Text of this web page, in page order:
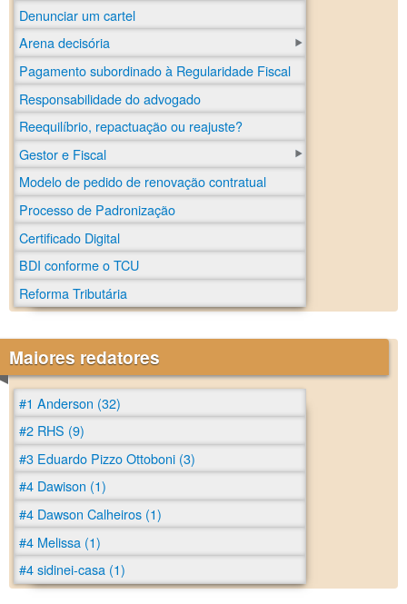
Denunciar um cartel
Arena decisória
Pagamento subordinado à Regularidade Fiscal
Responsabilidade do advogado
Reequilíbrio, repactuação ou reajuste?
Gestor e Fiscal
Modelo de pedido de renovação contratual
Processo de Padronização
Certificado Digital
BDI conforme o TCU
Reforma Tributária
Maiores redatores
#1 Anderson (32)
#2 RHS (9)
#3 Eduardo Pizzo Ottoboni (3)
#4 Dawison (1)
#4 Dawson Calheiros (1)
#4 Melissa (1)
#4 sidinei-casa (1)